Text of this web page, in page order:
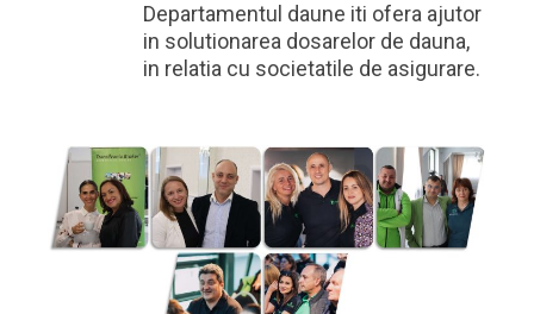
Departamentul daune iti ofera ajutor
in solutionarea dosarelor de dauna,
in relatia cu societatile de asigurare.